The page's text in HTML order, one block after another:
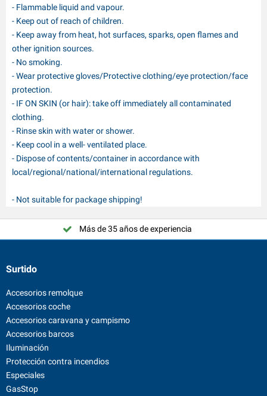
- Flammable liquid and vapour.
- Keep out of reach of children.
- Keep away from heat, hot surfaces, sparks, open flames and
other ignition sources.
- No smoking.
- Wear protective gloves/Protective clothing/eye protection/face
protection.
- IF ON SKIN (or hair): take off immediately all contaminated
clothing.
- Rinse skin with water or shower.
- Keep cool in a well- ventilated place.
- Dispose of contents/container in accordance with
local/regional/national/international regulations.
- Not suitable for package shipping!
Más de 35 años de experiencia
Surtido
Accesorios remolque
Accesorios coche
Accesorios caravana y campismo
Accesorios barcos
Iluminación
Protección contra incendios
Especiales
GasStop